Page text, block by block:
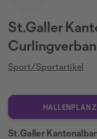
St.Galler
Sport/Sportartikel
HALLENPLAN
St.Galler